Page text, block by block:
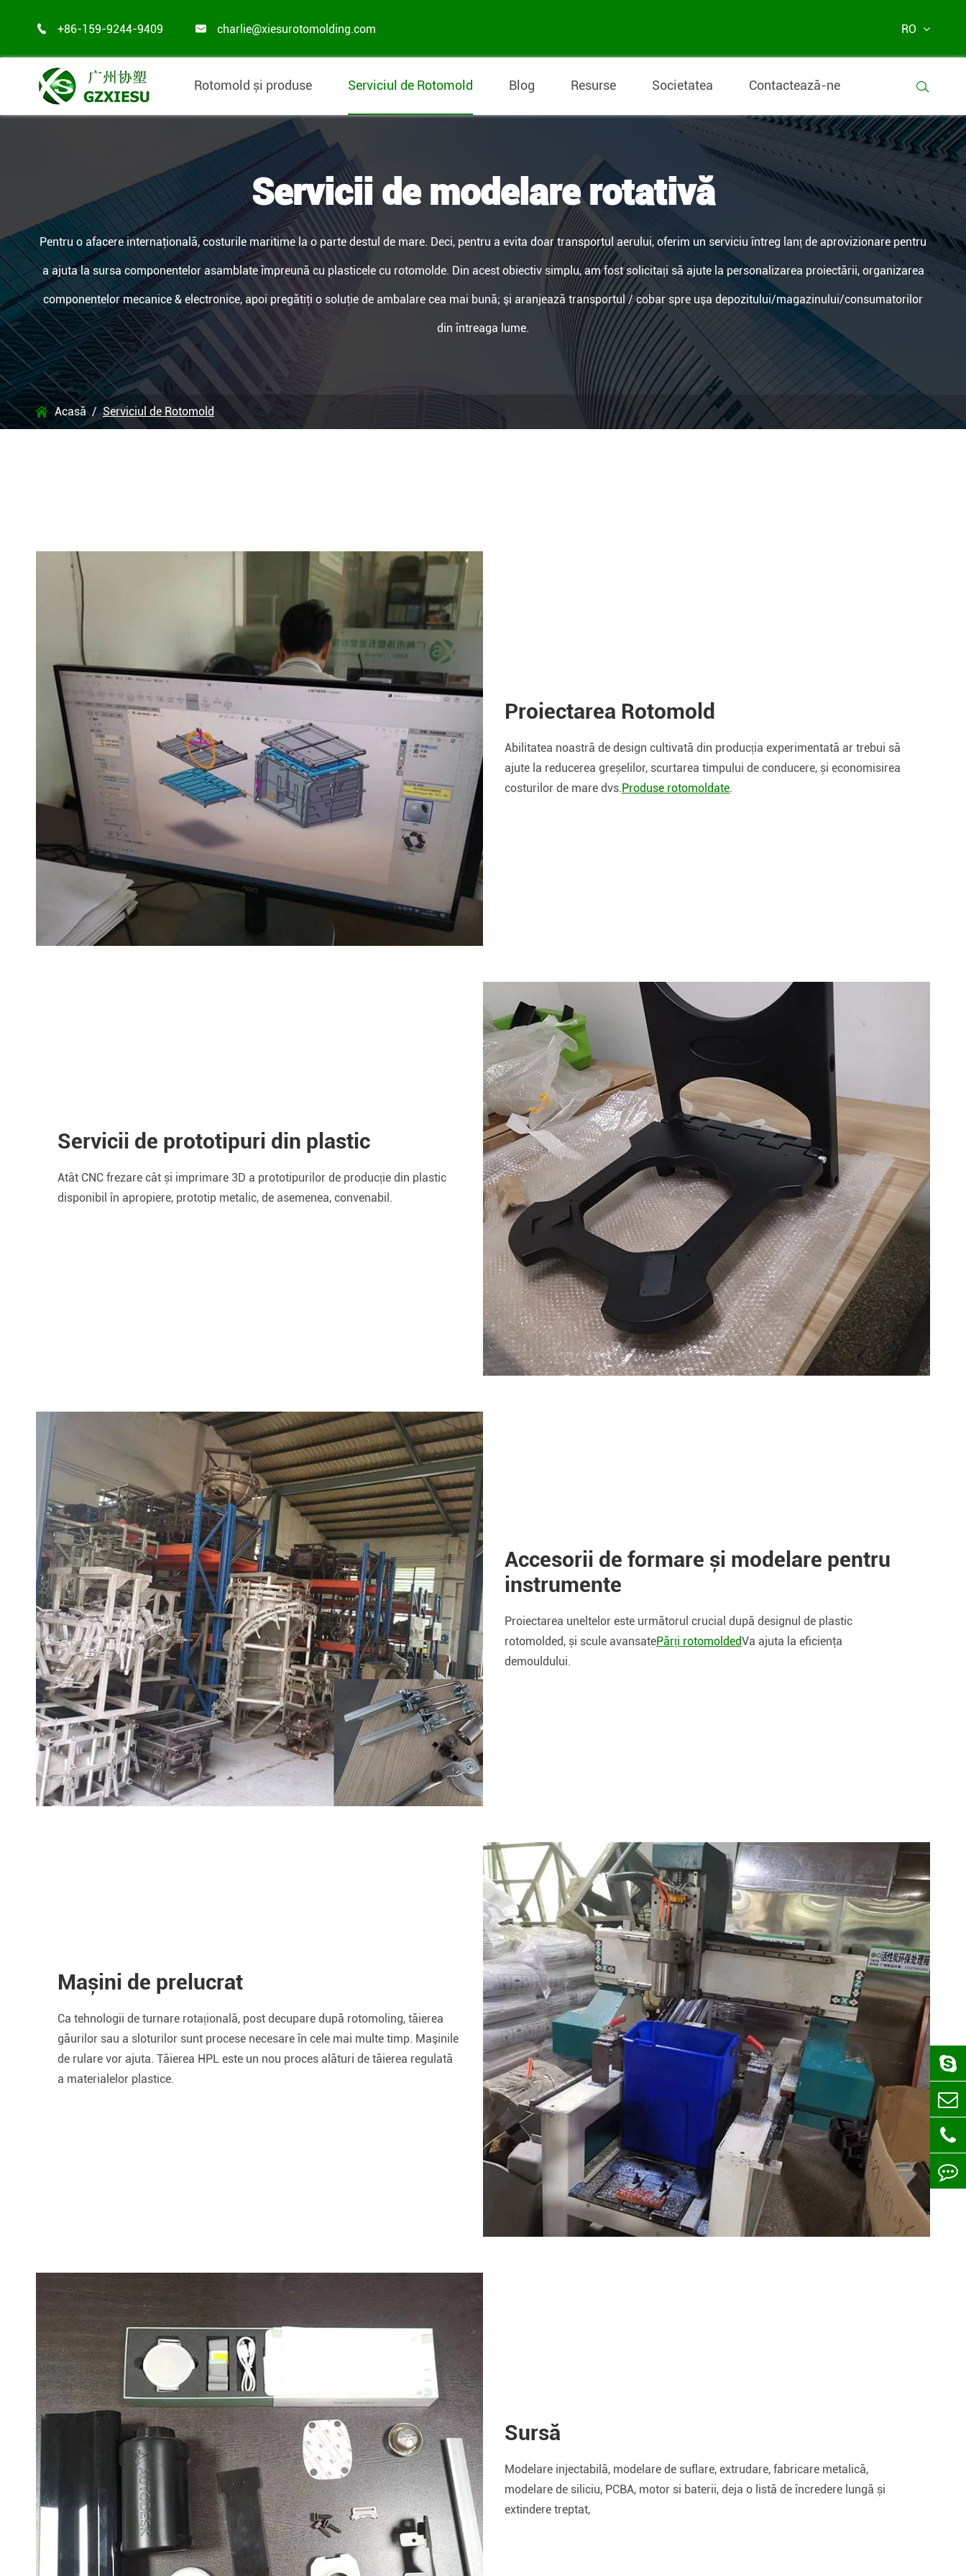
 +86-159-9244-9409  charlie@xiesurotomolding.com RO
Rotomold și produse Serviciul de Rotomold Blog Resurse Societatea Contactează-ne 
Servicii de modelare rotativă
Pentru o afacere internaţională, costurile maritime la o parte destul de mare. Deci, pentru a evita doar transportul aerului, oferim un serviciu întreg lanț de aprovizionare pentru
a ajuta la sursa componentelor asamblate împreună cu plasticele cu rotomolde. Din acest obiectiv simplu, am fost solicitați să ajute la personalizarea proiectării, organizarea
componentelor mecanice & electronice, apoi pregătiţi o soluţie de ambalare cea mai bună; şi aranjează transportul / cobar spre uşa depozitului/magazinului/consumatorilor
din întreaga lume.
 Acasă Serviciul de Rotomold
Proiectarea Rotomold
Abilitatea noastră de design cultivată din producția experimentată ar trebui să
ajute la reducerea greșelilor, scurtarea timpului de conducere, și economisirea
costurilor de mare dvs.Produse rotomoldate.
Servicii de prototipuri din plastic
Atât CNC frezare cât și imprimare 3D a prototipurilor de producție din plastic
disponibil în apropiere, prototip metalic, de asemenea, convenabil.
Accesorii de formare și modelare pentru
instrumente
Proiectarea uneltelor este următorul crucial după designul de plastic
rotomolded, și scule avansatePărți rotomoldedVa ajuta la eficienţa
demouldului.
Mașini de prelucrat
Ca tehnologii de turnare rotațională, post decupare după rotomoling, tăierea
găurilor sau a sloturilor sunt procese necesare în cele mai multe timp. Maşinile
de rulare vor ajuta. Tăierea HPL este un nou proces alături de tăierea regulată
a materialelor plastice.
Sursă
Modelare injectabilă, modelare de suflare, extrudare, fabricare metalică,
modelare de siliciu, PCBA, motor si baterii, deja o listă de încredere lungă și
extindere treptat,